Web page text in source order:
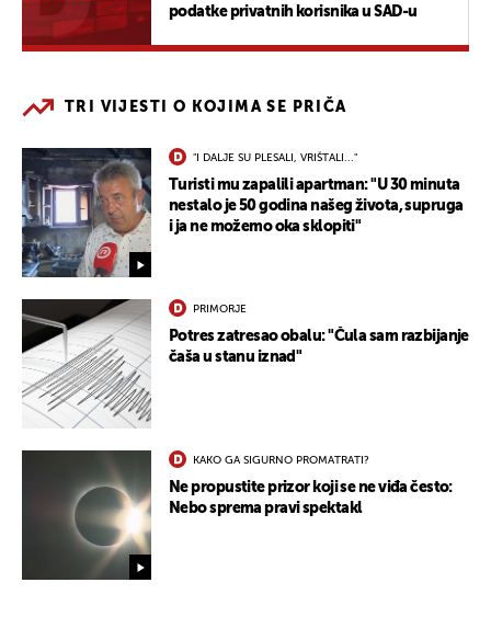
podatke privatnih korisnika u SAD-u
TRI VIJESTI O KOJIMA SE PRIČA
"I DALJE SU PLESALI, VRIŠTALI..."
Turisti mu zapalili apartman: "U 30 minuta
nestalo je 50 godina našeg života, supruga
i ja ne možemo oka sklopiti"
PRIMORJE
Potres zatresao obalu: "Čula sam razbijanje
čaša u stanu iznad"
KAKO GA SIGURNO PROMATRATI?
Ne propustite prizor koji se ne viđa često:
Nebo sprema pravi spektakl